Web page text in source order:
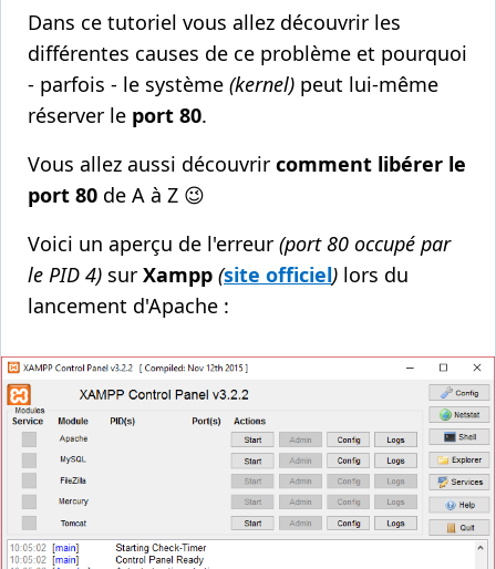
Dans ce tutoriel vous allez découvrir les
différentes causes de ce problème et pourquoi
- parfois - le système (kernel) peut lui-même
réserver le port 80.
Vous allez aussi découvrir comment libérer le
port 80 de A à Z 😉
Voici un aperçu de l'erreur (port 80 occupé par
le PID 4) sur Xampp (site officiel) lors du
lancement d'Apache :